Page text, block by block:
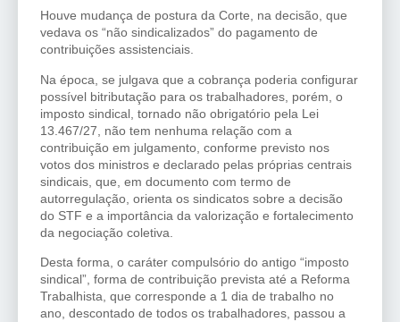
Houve mudança de postura da Corte, na decisão, que
vedava os “não sindicalizados” do pagamento de
contribuições assistenciais.
Na época, se julgava que a cobrança poderia configurar
possível bitributação para os trabalhadores, porém, o
imposto sindical, tornado não obrigatório pela Lei
13.467/27, não tem nenhuma relação com a
contribuição em julgamento, conforme previsto nos
votos dos ministros e declarado pelas próprias centrais
sindicais, que, em documento com termo de
autorregulação, orienta os sindicatos sobre a decisão
do STF e a importância da valorização e fortalecimento
da negociação coletiva.
Desta forma, o caráter compulsório do antigo “imposto
sindical”, forma de contribuição prevista até a Reforma
Trabalhista, que corresponde a 1 dia de trabalho no
ano, descontado de todos os trabalhadores, passou a